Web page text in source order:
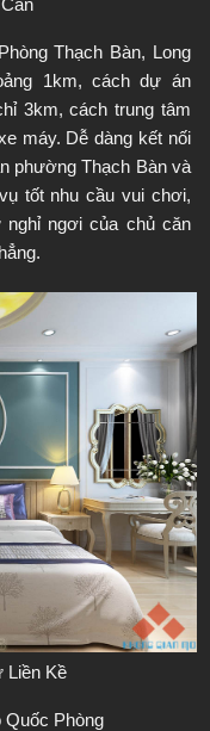
Thạch Bàn, Long
1km, cách dự án
3km, cách trung tâm
máy. Dễ dàng kết nối
phường Thạch Bàn và
tốt nhu cầu vui chơi,
ngơi của chủ căn
Liền Kề
Quốc Phòng